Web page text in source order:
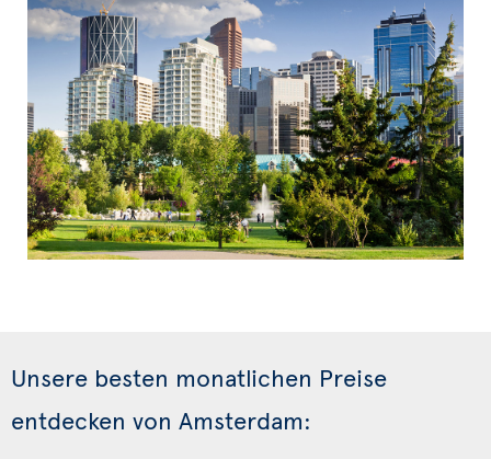
Unsere besten monatlichen Preise
entdecken von Amsterdam: